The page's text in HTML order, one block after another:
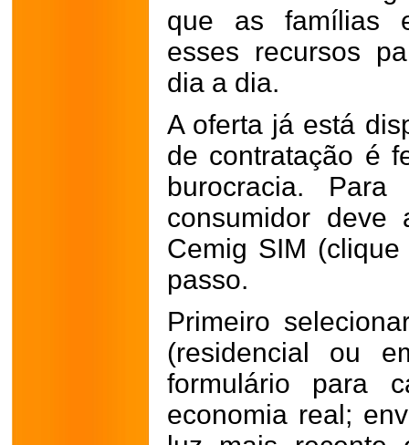
que as famílias
esses recursos
dia a dia.
A oferta já está
de contratação é
burocracia.
consumidor
Cemig SIM
passo.
Primeiro
(residencial ou
formulário para
economia real;